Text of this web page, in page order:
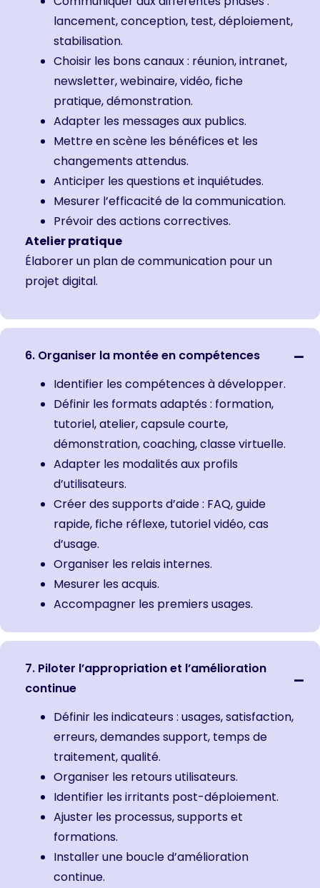
lancement, conception, test, déploiement,
stabilisation.
Choisir les bons canaux : réunion, intranet,
newsletter, webinaire, vidéo, fiche
pratique, démonstration.
Adapter les messages aux publics.
Mettre en scène les bénéfices et les
changements attendus.
Anticiper les questions et inquiétudes.
Mesurer l’efficacité de la communication.
Prévoir des actions correctives.
Atelier pratique
Élaborer un plan de communication pour un
projet digital.
6. Organiser la montée en compétences
Identifier les compétences à développer.
Définir les formats adaptés : formation,
tutoriel, atelier, capsule courte,
démonstration, coaching, classe virtuelle.
Adapter les modalités aux profils
d’utilisateurs.
Créer des supports d’aide : FAQ, guide
rapide, fiche réflexe, tutoriel vidéo, cas
d’usage.
Organiser les relais internes.
Mesurer les acquis.
Accompagner les premiers usages.
7. Piloter l’appropriation et l’amélioration
continue
Définir les indicateurs : usages, satisfaction,
erreurs, demandes support, temps de
traitement, qualité.
Organiser les retours utilisateurs.
Identifier les irritants post-déploiement.
Ajuster les processus, supports et
formations.
Installer une boucle d’amélioration
continue.